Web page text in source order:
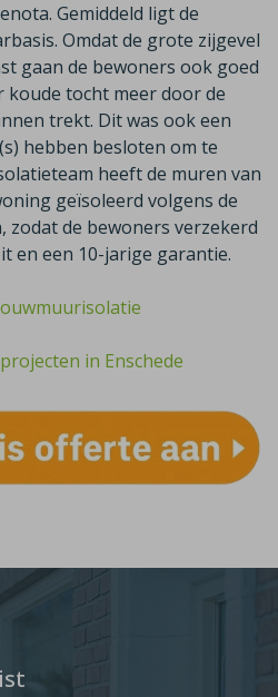
Gemiddeld ligt de
Omdat de grote zijgevel
gaan de bewoners ook goed
tocht meer door de
trekt. Dit was ook een
hebben besloten om te
heeft de muren van
geïsoleerd volgens de
zodat de bewoners verzekerd
en een 10-jarige garantie.
in Enschede